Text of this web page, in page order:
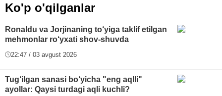
Ko'p o'qilganlar
Ronaldu va Jorjinaning to‘yiga taklif etilgan
mehmonlar ro‘yxati shov-shuvda
22:47 / 03 avgust 2026
Tug‘ilgan sanasi bo‘yicha "eng aqlli"
ayollar: Qaysi turdagi aqli kuchli?